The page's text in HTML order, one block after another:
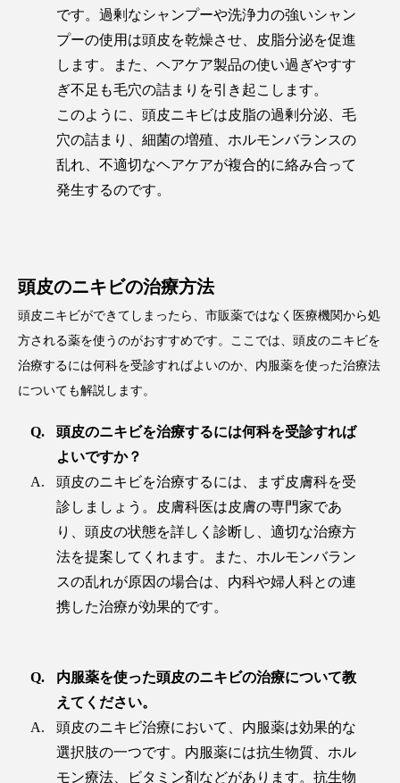
です。過剰なシャンプーや洗浄力の強いシャン
プーの使用は頭皮を乾燥させ、皮脂分泌を促進
します。また、ヘアケア製品の使い過ぎやすす
ぎ不足も毛穴の詰まりを引き起こします。
このように、頭皮ニキビは皮脂の過剰分泌、毛
穴の詰まり、細菌の増殖、ホルモンバランスの
乱れ、不適切なヘアケアが複合的に絡み合って
発生するのです。
頭皮のニキビの治療方法
頭皮ニキビができてしまったら、市販薬ではなく医療機関から処
方される薬を使うのがおすすめです。ここでは、頭皮のニキビを
治療するには何科を受診すればよいのか、内服薬を使った治療法
についても解説します。
頭皮のニキビを治療するには何科を受診すれば
よいですか？
頭皮のニキビを治療するには、まず皮膚科を受
診しましょう。皮膚科医は皮膚の専門家であ
り、頭皮の状態を詳しく診断し、適切な治療方
法を提案してくれます。また、ホルモンバラン
スの乱れが原因の場合は、内科や婦人科との連
携した治療が効果的です。
内服薬を使った頭皮のニキビの治療について教
えてください。
頭皮のニキビ治療において、内服薬は効果的な
選択肢の一つです。内服薬には抗生物質、ホル
モン療法、ビタミン剤などがあります。抗生物